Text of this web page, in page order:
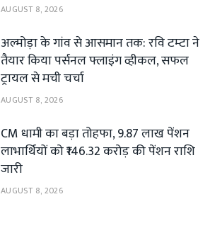
AUGUST 8, 2026
अल्मोड़ा के गांव से आसमान तक: रवि टम्टा ने
तैयार किया पर्सनल फ्लाइंग व्हीकल, सफल
ट्रायल से मची चर्चा
AUGUST 8, 2026
CM धामी का बड़ा तोहफा, 9.87 लाख पेंशन
लाभार्थियों को ₹146.32 करोड़ की पेंशन राशि
जारी
AUGUST 8, 2026